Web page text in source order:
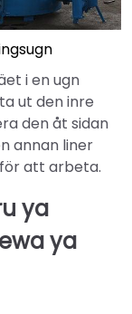
i en ugn
ut den inre
den åt sidan
annan liner
att arbeta.
ya
ya